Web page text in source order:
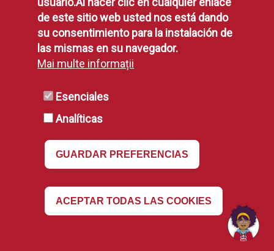
Disponibilidad
Declaración de Accesibilidad
Política de Cookies
de este sitio web usted nos está dando
su consentimiento para la instalación de
las mismas en su navegador.
Mai multe informații
Esenciales
Analíticas
GUARDAR PREFERENCIAS
ACEPTAR TODAS LAS COOKIES